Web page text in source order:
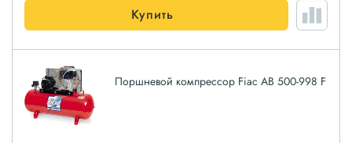
Купить
Поршневой компрессор Fiac AB 500-998 F